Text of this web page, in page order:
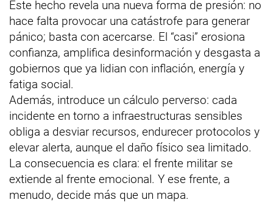
Este hecho revela una nueva forma de presión: no
hace falta provocar una catástrofe para generar
pánico; basta con acercarse. El “casi” erosiona
confianza, amplifica desinformación y desgasta a
gobiernos que ya lidian con inflación, energía y
fatiga social.
Además, introduce un cálculo perverso: cada
incidente en torno a infraestructuras sensibles
obliga a desviar recursos, endurecer protocolos y
elevar alerta, aunque el daño físico sea limitado.
La consecuencia es clara: el frente militar se
extiende al frente emocional. Y ese frente, a
menudo, decide más que un mapa.